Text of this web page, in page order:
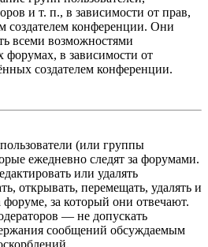
и т. п., в зависимости от прав,
создателем конференции. Они
всеми возможностями
форумах, в зависимости от
создателем конференции.
(или группы
ежедневно следят за форумами.
или удалять
открывать, перемещать, удалять и
за который они отвечают.
— не допускать
сообщений обсуждаемым